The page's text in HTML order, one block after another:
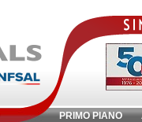
PRIMO PIANO